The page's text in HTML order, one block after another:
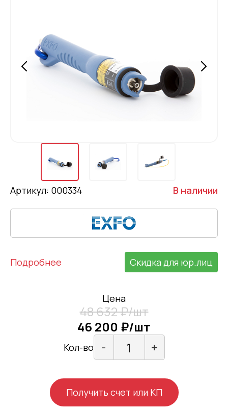
Артикул: 000334 В наличии
Подробнее Скидка для юр.лиц
Цена
48 632 ₽/шт
46 200 ₽/шт
Кол-во - +
Получить счет или КП